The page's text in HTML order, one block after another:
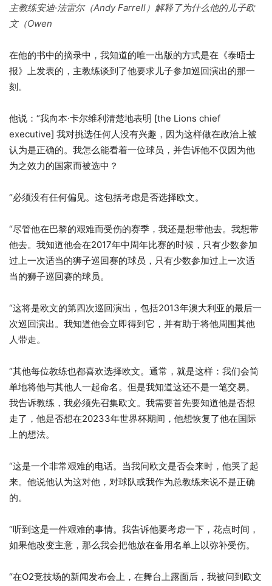
主教练安迪·法雷尔（Andy Farrell）解释了为什么他的儿子欧
文（Owen
在他的书中的摘录中，我知道的唯一出版的方式是在《泰晤士
报》上发表的，主教练谈到了他要求儿子参加巡回演出的那一
刻。
他说：“我向本·卡尔维利清楚地表明 [the Lions chief
executive] 我对挑选任何人没有兴趣，因为这样做在政治上被
认为是正确的。我怎么能看着一位球员，并告诉他不仅因为他
为之效力的国家而被选中？
“必须没有任何偏见。这包括考虑是否选择欧文。
“尽管他在巴黎的艰难而受伤的赛季，我还是想带他去。我想带
他去。我知道他会在2017年中周年比赛的时候，只有少数参加
过上一次适当的狮子巡回赛的球员，只有少数参加过上一次适
当的狮子巡回赛的球员。
“这将是欧文的第四次巡回演出，包括2013年澳大利亚的最后一
次巡回演出。我知道他会立即得到它，并有助于将他周围其他
人带走。
“其他每位教练也都喜欢选择欧文。通常，就是这样：我们会简
单地将他与其他人一起命名。但是我知道这还不是一笔交易。
我告诉教练，我必须先召集欧文。我需要首先要知道他是否想
走了，他是否想在20233年世界杯期间，他想恢复了他在国际
上的想法。
“这是一个非常艰难的电话。当我问欧文是否会来时，他哭了起
来。他说他认为这对他，对球队或我作为总教练来说不是正确
的。
“听到这是一件艰难的事情。我告诉他要考虑一下，花点时间，
如果他改变主意，那么我会把他放在备用名单上以弥补受伤。
“在O2竞技场的新闻发布会上，在舞台上露面后，我被问到欧文